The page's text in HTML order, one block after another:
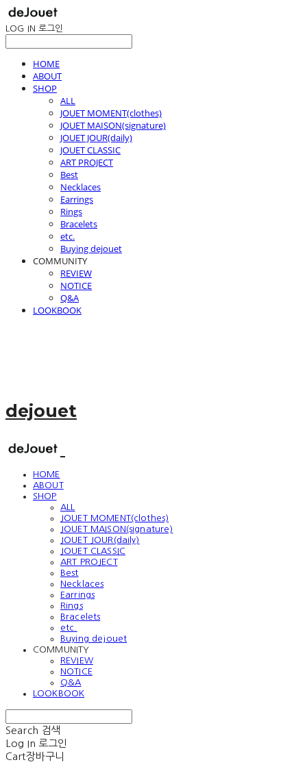
LOG IN 로그인
HOME
ABOUT
SHOP
ALL
JOUET MOMENT(clothes)
JOUET MAISON(signature)
JOUET JOUR(daily)
JOUET CLASSIC
ART PROJECT
Best
Necklaces
Earrings
Rings
Bracelets
etc.
Buying dejouet
COMMUNITY
REVIEW
NOTICE
Q&A
LOOKBOOK
dejouet
HOME
ABOUT
SHOP
ALL
JOUET MOMENT(clothes)
JOUET MAISON(signature)
JOUET JOUR(daily)
JOUET CLASSIC
ART PROJECT
Best
Necklaces
Earrings
Rings
Bracelets
etc.
Buying dejouet
COMMUNITY
REVIEW
NOTICE
Q&A
LOOKBOOK
Search 검색
Log In 로그인
Cart장바구니